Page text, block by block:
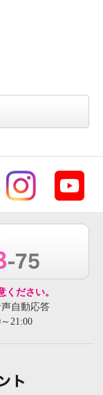
ださい。
自動応答
21:00